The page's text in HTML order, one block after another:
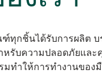
ทุกชิ้นได้รับการผลิต บ
หรับความปลอดภัยแล
มทำให้การทำงานของ